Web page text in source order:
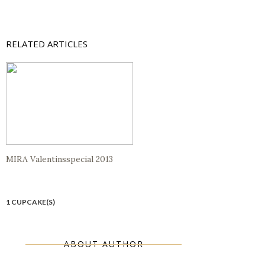
RELATED ARTICLES
MIRA Valentinsspecial 2013
1 CUPCAKE(S)
ABOUT AUTHOR